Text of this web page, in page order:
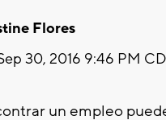
Flores
30, 2016 9:46 PM
un empleo